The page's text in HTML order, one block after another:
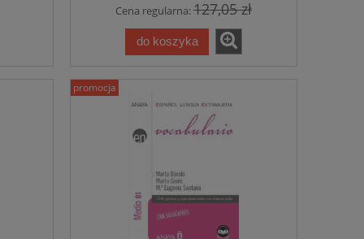
Cena regularna:127,05 zł
do koszyka
promocja